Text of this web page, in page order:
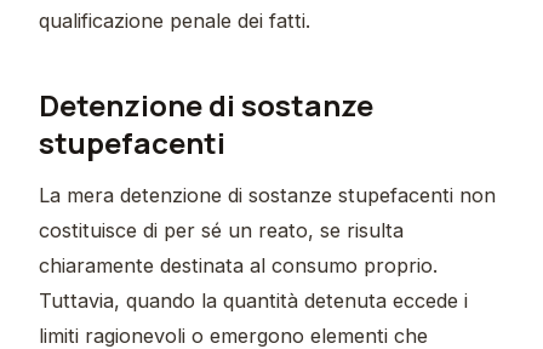
qualificazione penale dei fatti.
Detenzione di sostanze
stupefacenti
La mera detenzione di sostanze stupefacenti non
costituisce di per sé un reato, se risulta
chiaramente destinata al consumo proprio.
Tuttavia, quando la quantità detenuta eccede i
limiti ragionevoli o emergono elementi che